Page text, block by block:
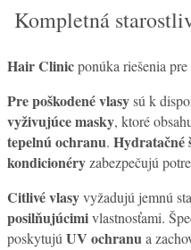
Kompletná
Hair Clinicponúka riešenia
Pre poškodené vlasysú k
vyživujúce masky, ktoré
tepelnú ochranu. Hydratačné
kondicionéryzabezpečujú
Citlivé vlasyvyžadujú jemnú
posilňujúcimivlastnosťami.
poskytujúUV ochranua